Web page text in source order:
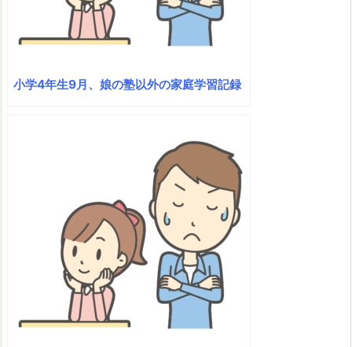
小学4年生9月、娘の塾以外の家庭学習記録